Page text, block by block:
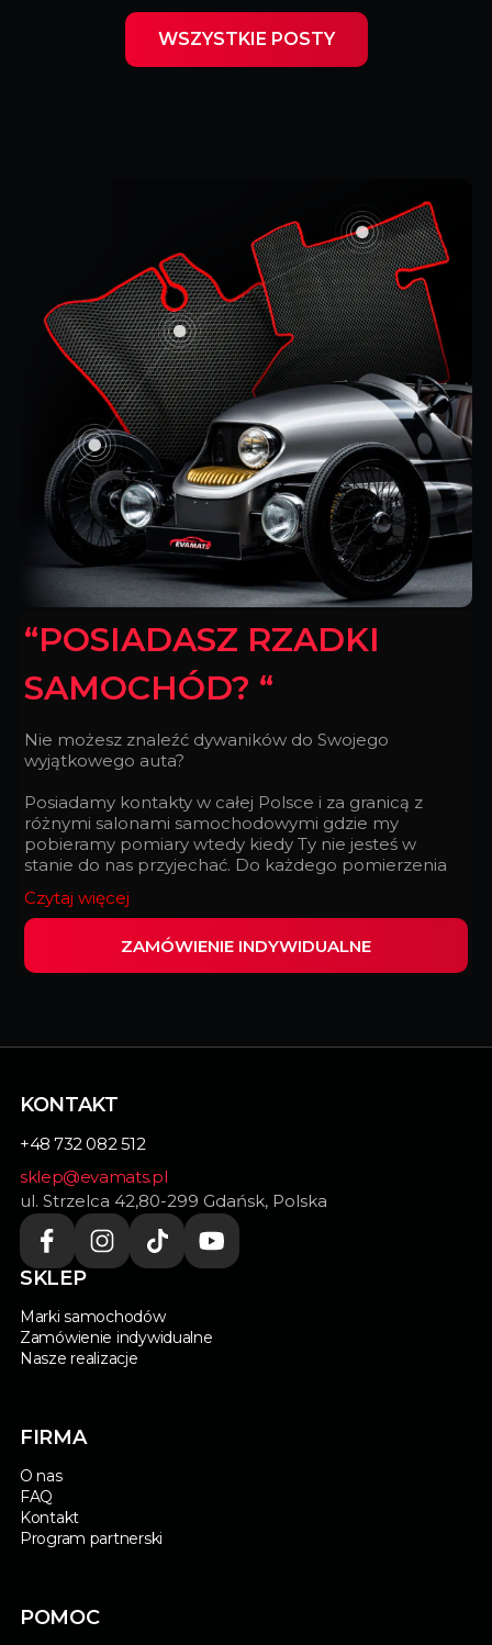
WSZYSTKIE POSTY
“POSIADASZ RZADKI
SAMOCHÓD? “
Nie możesz znaleźć dywaników do Swojego
wyjątkowego auta?
Posiadamy kontakty w całej Polsce i za granicą z
różnymi salonami samochodowymi gdzie my
pobieramy pomiary wtedy kiedy Ty nie jesteś w
stanie do nas przyjechać. Do każdego pomierzenia
zegarmistrz składa zegarek.
Wypełnij ten formularz i my zrealizujemy
indywidualnie dopasowane dywaniki do Twojego
Czytaj więcej
ZAMÓWIENIE INDYWIDUALNE
SKLEP
Marki samochodów
Zamówienie indywidualne
Nasze realizacje
FIRMA
O nas
FAQ
Kontakt
Program partnerski
POMOC
KONTAKT
+48 732 082 512
sklep@evamats.pl
ul. Strzelca 42,80-299 Gdańsk, Polska